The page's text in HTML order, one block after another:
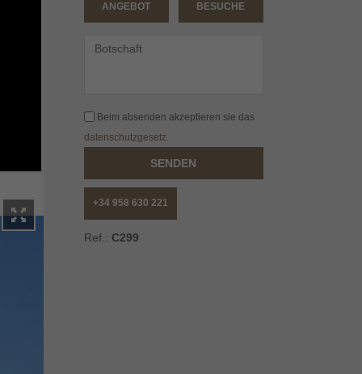
ANGEBOT BESUCHE
Beim absenden akzeptieren sie das
datenschutzgesetz.
SENDEN
+34 958 630 221
Ref.: C299